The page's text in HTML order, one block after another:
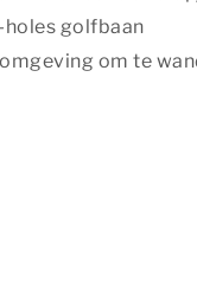
golfbaan
om te